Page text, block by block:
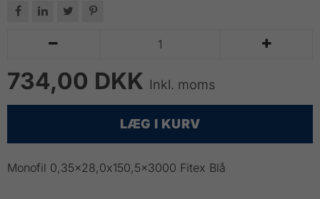
   
 
734,00 DKK Inkl. moms
LÆG I KURV
Monofil 0,35x28,0x150,5x3000 Fitex Blå